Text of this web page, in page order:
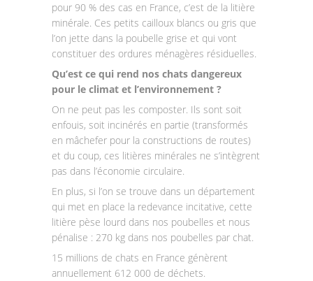
pour 90 % des cas en France, c’est de la litière
minérale. Ces petits cailloux blancs ou gris que
l’on jette dans la poubelle grise et qui vont
constituer des ordures ménagères résiduelles.
Qu’est ce qui rend nos chats dangereux
pour le climat et l’environnement ?
On ne peut pas les composter. Ils sont soit
enfouis, soit incinérés en partie (transformés
en mâchefer pour la constructions de routes)
et du coup, ces litières minérales ne s’intègrent
pas dans l’économie circulaire.
En plus, si l’on se trouve dans un département
qui met en place la redevance incitative, cette
litière pèse lourd dans nos poubelles et nous
pénalise : 270 kg dans nos poubelles par chat.
15 millions de chats en France génèrent
annuellement 612 000 de déchets.